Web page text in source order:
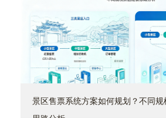
景区售票系统方案如何规划？不同